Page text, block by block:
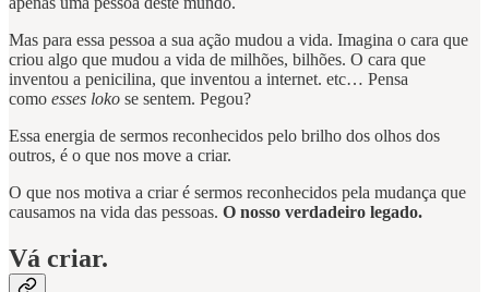
Mas para essa pessoa a sua ação mudou a vida. Imagina o cara que
criou algo que mudou a vida de milhões, bilhões. O cara que
inventou a penicilina, que inventou a internet. etc… Pensa
como esses loko se sentem. Pegou?
Essa energia de sermos reconhecidos pelo brilho dos olhos dos
outros, é o que nos move a criar.
O que nos motiva a criar é sermos reconhecidos pela mudança que
causamos na vida das pessoas. O nosso verdadeiro legado.
Vá criar.